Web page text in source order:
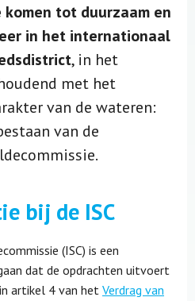
tot duurzaam en
in het internationaal
, in het
met het
van de wateren:
van de
bij de ISC
(ISC) is een
dat de opdrachten uitvoert
artikel 4 van het Verdrag van